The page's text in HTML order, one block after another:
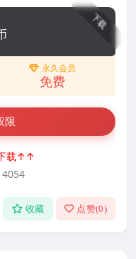
下载
永久会员
免费
限
载↑↑
收藏 点赞(0)